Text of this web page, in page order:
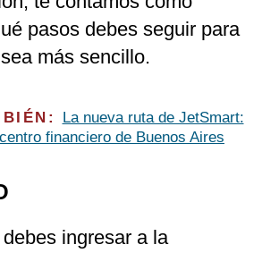
pasos debes seguir para
más sencillo.
La nueva ruta de JetSmart:
financiero de Buenos Aires
ingresar a la